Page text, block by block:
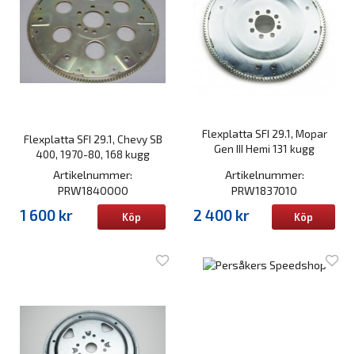
Flexplatta SFI 29.1, Chevy SB
400, 1970-80, 168 kugg
Artikelnummer:
PRW1840000
1 600 kr Köp
Flexplatta SFI 29.1, Mopar
Gen III Hemi 131 kugg
Artikelnummer:
PRW1837010
2 400 kr Köp